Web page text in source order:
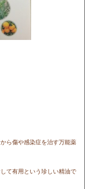
ら傷や感染症を治す万能薬
て有用という珍しい精油で